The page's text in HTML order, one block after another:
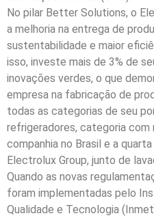
No pilar Better Solutions, o
a melhoria na entrega de
sustentabilidade e maior
isso, investe mais de 3% de
inovações verdes, o que
empresa na fabricação de
todas as categorias de seu
refrigeradores, categoria com
companhia no Brasil e a
Electrolux Group, junto de
Quando as novas
foram implementadas pelo
Qualidade e Tecnologia